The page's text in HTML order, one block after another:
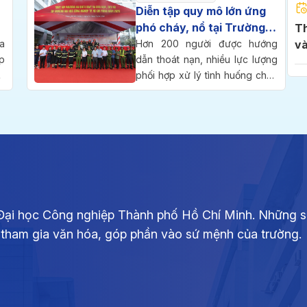
thành lập trường.
Diễn tập quy mô lớn ứng
phó cháy, nổ tại Trường
Đại học Công nghiệp
TP.HCM
Hơn 200 người được hướng
dẫn thoát nạn, nhiều lực lượng
phối hợp xử lý tình huống cháy
kép tại tầng hầm và tòa nhà
nạn, cứu hộ quy mô cấp Công
Thông báo
học Công nghiệp Thành phố Hồ Chí Minh. Những
gia văn hóa, góp phần vào sứ mệnh của trường.